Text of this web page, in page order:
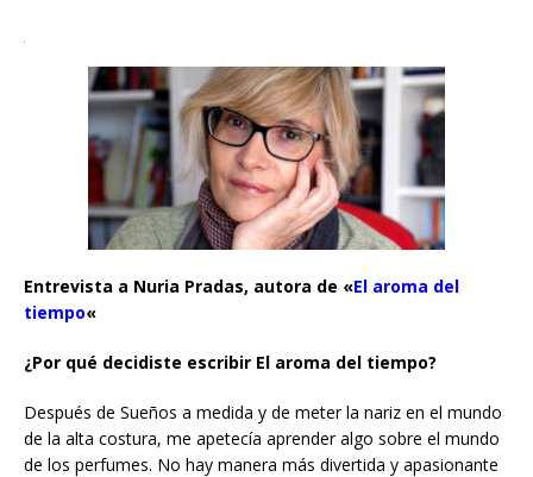
Entrevista a Nuria Pradas, autora de «El aroma del
tiempo«
¿Por qué decidiste escribir El aroma del tiempo?
Después de Sueños a medida y de meter la nariz en el mundo
de la alta costura, me apetecía aprender algo sobre el mundo
de los perfumes. No hay manera más divertida y apasionante